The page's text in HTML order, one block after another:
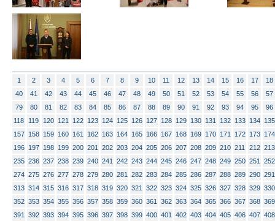
1 2 3 4 5 6 7 8 9 10 11 12 13 14 15 16 17
18
40
41 42 43 44 45 46 47 48 49 50 51 52 53 54 55 56
57
79
80 81 82 83 84 85 86 87 88 89 90 91 92 93 94 95
96
118
119 120 121 122 123 124 125 126 127 128 129 130 131 132 133 134
135
157
158 159 160 161 162 163 164 165 166 167 168 169 170 171 172 173
174
196
197 198 199 200 201 202 203 204 205 206 207 208 209 210 211 212 213
235 236 237 238 239 240 241 242 243 244 245 246 247 248 249 250 251
252
274 275 276 277 278 279 280 281 282 283 284 285 286 287 288 289 290 291
313 314 315 316 317 318 319 320 321 322 323 324 325 326 327 328 329 330
352 353 354 355 356 357 358 359 360 361 362 363 364 365 366 367 368 369
391
392 393 394 395 396 397 398 399 400 401 402 403 404 405 406 407 408